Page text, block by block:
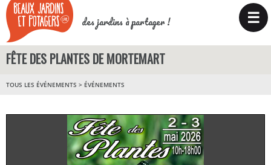
des jardins à partager ! ☰
FÊTE DES PLANTES DE MORTEMART
TOUS LES ÉVÉNEMENTS > ÉVÉNEMENTS